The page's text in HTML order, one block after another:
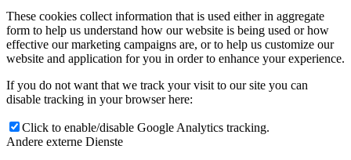
These cookies collect information that is used either in aggregate
form to help us understand how our website is being used or how
effective our marketing campaigns are, or to help us customize our
website and application for you in order to enhance your experience.
If you do not want that we track your visit to our site you can
disable tracking in your browser here:
Click to enable/disable Google Analytics tracking.
Andere externe Dienste